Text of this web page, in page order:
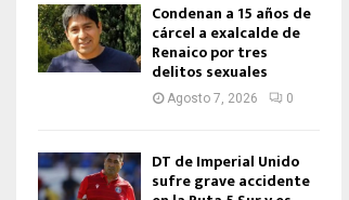
Condenan a 15 años de
cárcel a exalcalde de
Renaico por tres
delitos sexuales
Agosto 7, 2026 0
DT de Imperial Unido
sufre grave accidente